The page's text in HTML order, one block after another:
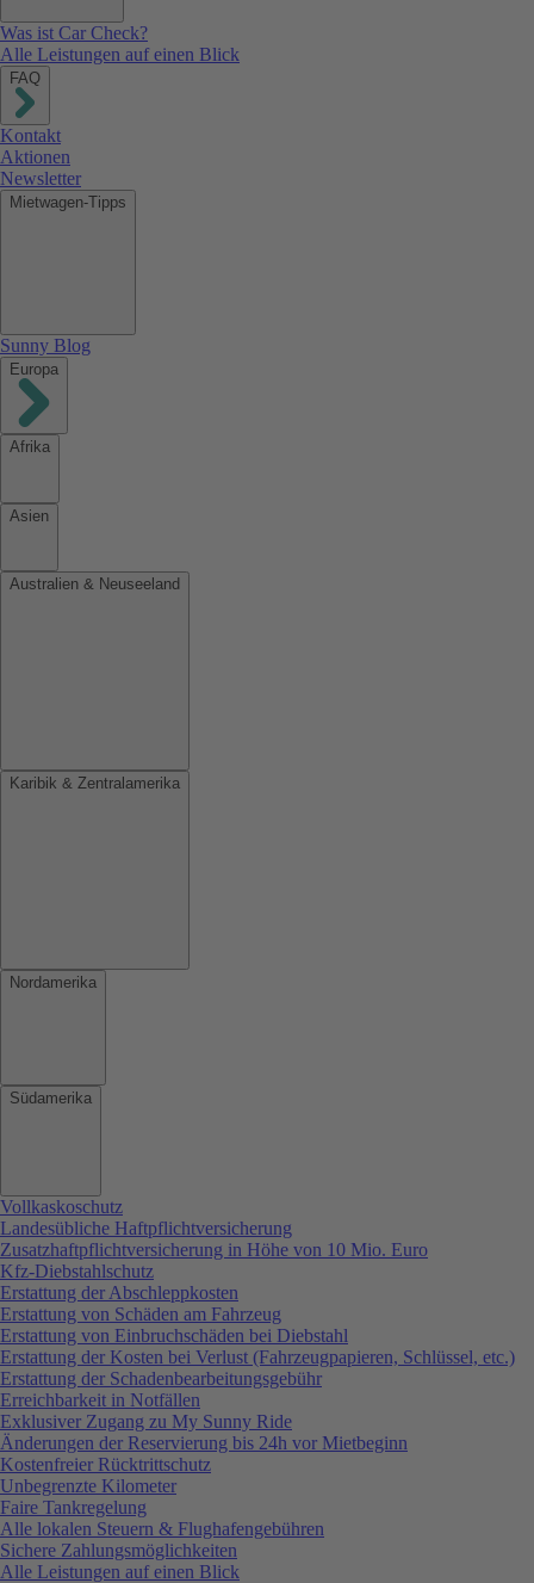
Was ist Car Check?
Alle Leistungen auf einen Blick
FAQ
Kontakt
Aktionen
Newsletter
Mietwagen-Tipps
Sunny Blog
Europa
Afrika
Asien
Australien & Neuseeland
Karibik & Zentralamerika
Nordamerika
Südamerika
Vollkaskoschutz
Landesübliche Haftpflichtversicherung
Zusatzhaftpflichtversicherung in Höhe von 10 Mio. Euro
Kfz-Diebstahlschutz
Erstattung der Abschleppkosten
Erstattung von Schäden am Fahrzeug
Erstattung von Einbruchschäden bei Diebstahl
Erstattung der Kosten bei Verlust (Fahrzeugpapieren, Schlüssel, etc.)
Erstattung der Schadenbearbeitungsgebühr
Erreichbarkeit in Notfällen
Exklusiver Zugang zu My Sunny Ride
Änderungen der Reservierung bis 24h vor Mietbeginn
Kostenfreier Rücktrittschutz
Unbegrenzte Kilometer
Faire Tankregelung
Alle lokalen Steuern & Flughafengebühren
Sichere Zahlungsmöglichkeiten
Alle Leistungen auf einen Blick